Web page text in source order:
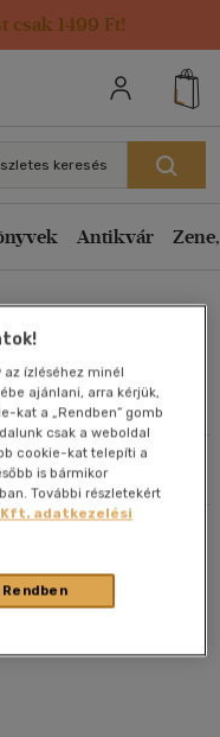
csak 1499 Ft!
keresés
Antikvár
az ízléséhez minél
ajánlani, arra kérjük,
kat a „Rendben” gomb
csak a weboldal
cookie-kat telepíti a
is bármikor
További részletekért
adatkezelési
Rendben